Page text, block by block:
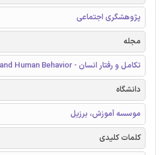
پژوهشگری اجتماعی
مجله
تکامل و رفتار انسان - Evolution and Human Behavior
دانشگاه
موسسه آموزش، برزیل
کلمات کلیدی